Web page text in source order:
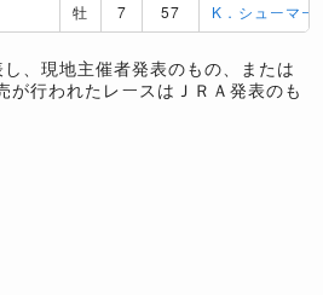
牡 7 57 K．シューマー
、現地主催者発表のもの、または
が行われたレースはＪＲＡ発表のも